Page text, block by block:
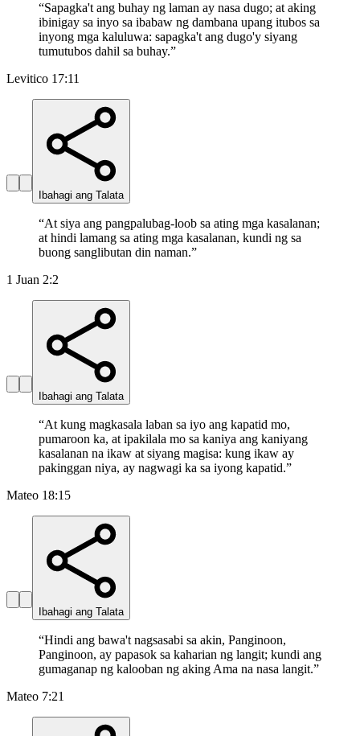
“Sapagka't ang buhay ng laman ay nasa dugo; at aking
ibinigay sa inyo sa ibabaw ng dambana upang itubos sa
inyong mga kaluluwa: sapagka't ang dugo'y siyang
tumutubos dahil sa buhay.”
Levitico 17:11
Ibahagi ang Talata
“At siya ang pangpalubag-loob sa ating mga kasalanan;
at hindi lamang sa ating mga kasalanan, kundi ng sa
buong sanglibutan din naman.”
1 Juan 2:2
Ibahagi ang Talata
“At kung magkasala laban sa iyo ang kapatid mo,
pumaroon ka, at ipakilala mo sa kaniya ang kaniyang
kasalanan na ikaw at siyang magisa: kung ikaw ay
pakinggan niya, ay nagwagi ka sa iyong kapatid.”
Mateo 18:15
Ibahagi ang Talata
“Hindi ang bawa't nagsasabi sa akin, Panginoon,
Panginoon, ay papasok sa kaharian ng langit; kundi ang
gumaganap ng kalooban ng aking Ama na nasa langit.”
Mateo 7:21